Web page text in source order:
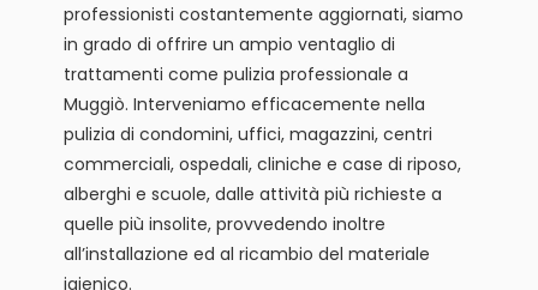
professionisti costantemente aggiornati, siamo
in grado di offrire un ampio ventaglio di
trattamenti come pulizia professionale a
Muggiò. Interveniamo efficacemente nella
pulizia di condomini, uffici, magazzini, centri
commerciali, ospedali, cliniche e case di riposo,
alberghi e scuole, dalle attività più richieste a
quelle più insolite, provvedendo inoltre
all’installazione ed al ricambio del materiale
igienico.